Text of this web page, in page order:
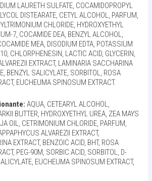
LAURETH SULFATE, COCAMIDOPROPYL
DISTEARATE, CETYL ALCOHOL, PARFUM,
CHLORIDE, HYDROXYETHYL
7, COCAMIDE DEA, BENZYL ALCOHOL,
MEA, DISODIUM EDTA, POTASSIUM
CHLORPHENESIN, LACTIC ACID, GLYCERIN,
EXTRACT, LAMINARIA SACCHARINA
BENZYL SALICYLATE, SORBITOL, ROSA
EUCHEUMA SPINOSUM EXTRACT.
AQUA, CETEARYL ALCOHOL,
BUTTER, HYDROXYETHYL UREA, ZEA MAYS
OIL, CETRIMONIUM CHLORIDE, PARFUM,
ALVAREZII EXTRACT,
EXTRACT, BENZOIC ACID, BHT, ROSA
PEG-90M, SORBIC ACID, SORBITOL, D-
EUCHEUMA SPINOSUM EXTRACT,